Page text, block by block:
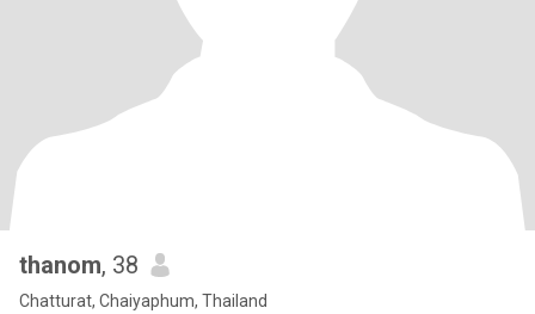
thanom, 38
Chatturat, Chaiyaphum, Thailand